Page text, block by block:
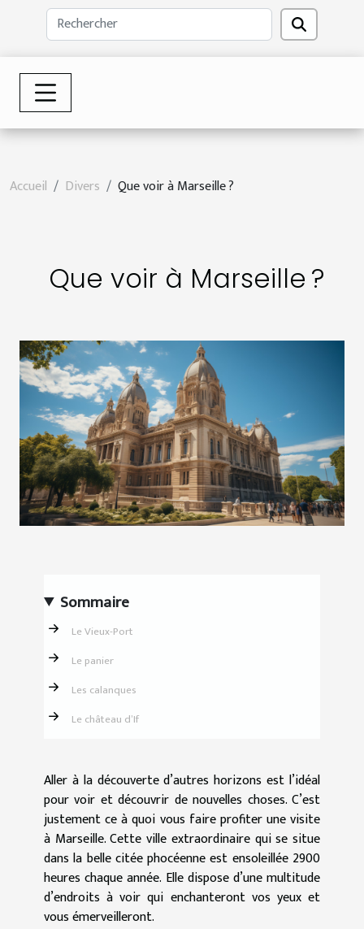
Accueil Divers Que voir à Marseille ?
Que voir à Marseille ?
Sommaire
Le Vieux-Port
Le panier
Les calanques
Le château d’If
Aller à la découverte d’autres horizons est l’idéal
pour voir et découvrir de nouvelles choses. C’est
justement ce à quoi vous faire profiter une visite
à Marseille. Cette ville extraordinaire qui se situe
dans la belle citée phocéenne est ensoleillée 2900
heures chaque année. Elle dispose d’une multitude
d’endroits à voir qui enchanteront vos yeux et
vous émerveilleront.